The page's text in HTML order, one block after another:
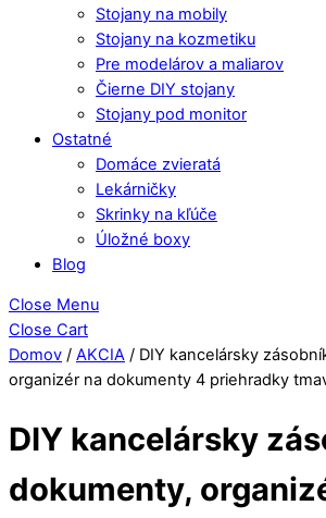
Stojany na mobily
Stojany na kozmetiku
Pre modelárov a maliarov
Čierne DIY stojany
Stojany pod monitor
Ostatné
Domáce zvieratá
Lekárničky
Skrinky na kľúče
Úložné boxy
Blog
Close Menu
Close Cart
Domov / AKCIA / DIY kancelársky
organizér na dokumenty 4 priehradky
DIY kancelársky
dokumenty,